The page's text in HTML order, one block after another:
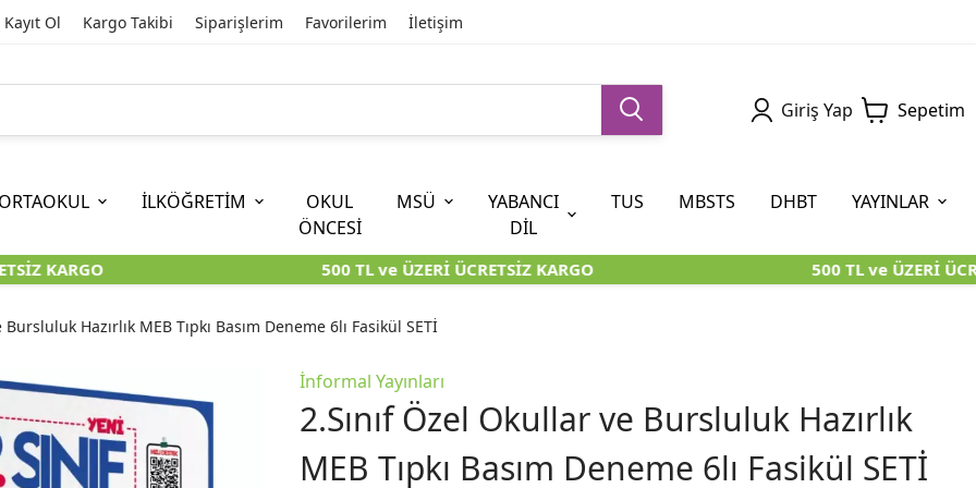
Kayıt Ol Kargo Takibi Siparişlerim Favorilerim İletişim
Giriş Yap Sepetim
11. SINIF
KARA KUTU KİTAPLARI
TYT
KARA KUTU KİTAPLARI
AYT
EĞİTİM BİLİMLERİ
KARA KUTU KİTAPLARI
LİSANS
KARA KUTU KİTAPLARI
ÖABT
ORTAOKUL
6. SINIF (İOKBS)
KARA KUTU KİTAPLARI
5. SINIF (İOKBS)
İLKÖĞRETİM
OKUL
ÖNCESİ
MSÜ
YABANCI
DİL
TUS MBSTS DHBT YAYINLAR
KARGO 500 TL ve ÜZERİ ÜCRETSİZ KARGO 500 TL ve ÜZERİ
Hazırlık MEB Tıpkı Basım Deneme 6lı Fasikül SETİ
İnformal Yayınları
2.Sınıf Özel Okullar ve Bursluluk Hazırlık
MEB Tıpkı Basım Deneme 6lı Fasikül SETİ